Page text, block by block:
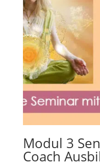
Modul 3
Coach